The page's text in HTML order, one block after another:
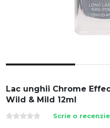
Lac unghii Chrome
Wild & Mild 12ml
Scrie o recenzie